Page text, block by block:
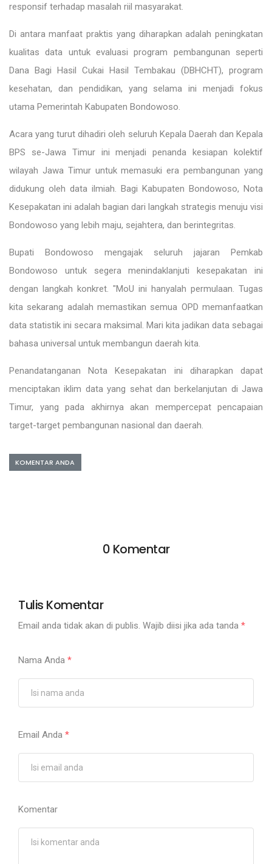
responsif terhadap masalah riil masyarakat.
Di antara manfaat praktis yang diharapkan adalah peningkatan
kualitas data untuk evaluasi program pembangunan seperti
Dana Bagi Hasil Cukai Hasil Tembakau (DBHCHT), program
kesehatan, dan pendidikan, yang selama ini menjadi fokus
utama Pemerintah Kabupaten Bondowoso.
Acara yang turut dihadiri oleh seluruh Kepala Daerah dan Kepala
BPS se-Jawa Timur ini menjadi penanda kesiapan kolektif
wilayah Jawa Timur untuk memasuki era pembangunan yang
didukung oleh data ilmiah. Bagi Kabupaten Bondowoso, Nota
Kesepakatan ini adalah bagian dari langkah strategis menuju visi
Bondowoso yang lebih maju, sejahtera, dan berintegritas.
Bupati Bondowoso mengajak seluruh jajaran Pemkab
Bondowoso untuk segera menindaklanjuti kesepakatan ini
dengan langkah konkret. "MoU ini hanyalah permulaan. Tugas
kita sekarang adalah memastikan semua OPD memanfaatkan
data statistik ini secara maksimal. Mari kita jadikan data sebagai
bahasa universal untuk membangun daerah kita.
Penandatanganan Nota Kesepakatan ini diharapkan dapat
menciptakan iklim data yang sehat dan berkelanjutan di Jawa
Timur, yang pada akhirnya akan mempercepat pencapaian
target-target pembangunan nasional dan daerah.
KOMENTAR ANDA
0 Komentar
Tulis Komentar
Email anda tidak akan di publis. Wajib diisi jika ada tanda *
Nama Anda *
Email Anda *
Komentar